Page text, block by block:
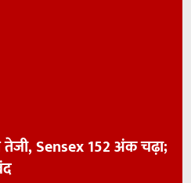
तेजी, Sensex 152 अंक चढ़ा;